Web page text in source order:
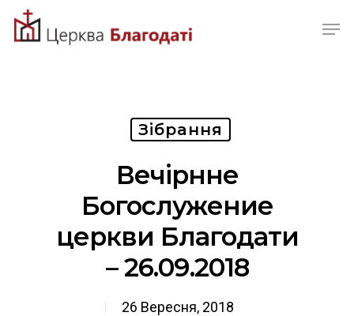
Skip
Зібрання
Вечірнне
Богослужение
церкви Благодати
– 26.09.2018
26 Вересня, 2018